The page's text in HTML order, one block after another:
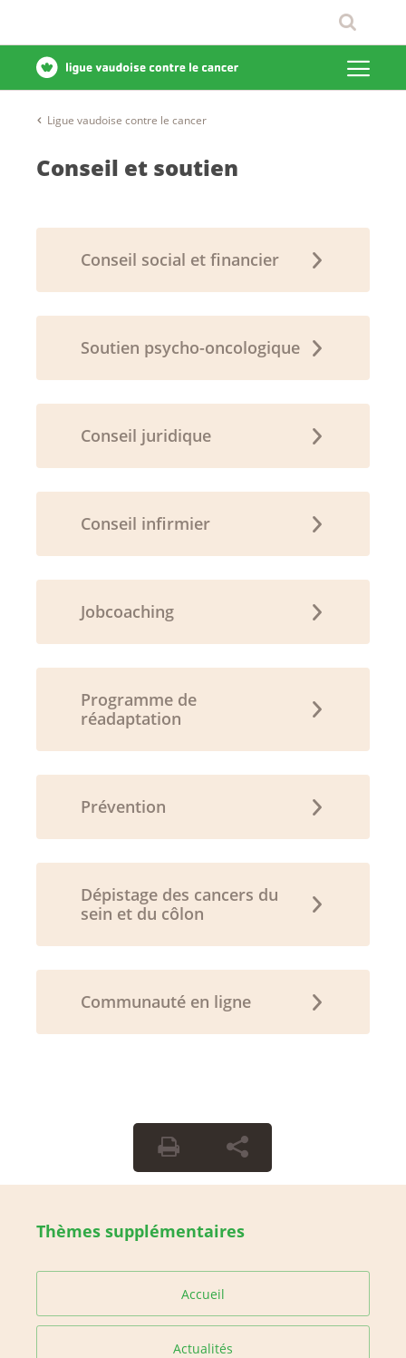
Ligue vaudoise contre le cancer
Conseil et soutien
Conseil social et financier
Soutien psycho-oncologique
Conseil juridique
Conseil infirmier
Jobcoaching
Programme de
réadaptation
Prévention
Dépistage des cancers du
sein et du côlon
Communauté en ligne
Thèmes supplémentaires
Accueil
Actualités